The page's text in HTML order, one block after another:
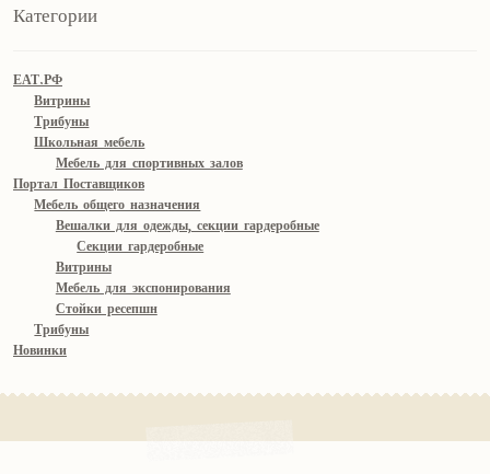
Категории
ЕАТ.РФ
Витрины
Трибуны
Школьная мебель
Мебель для спортивных залов
Портал Поставщиков
Мебель общего назначения
Вешалки для одежды, секции гардеробные
Секции гардеробные
Витрины
Мебель для экспонирования
Стойки ресепшн
Трибуны
Новинки